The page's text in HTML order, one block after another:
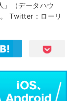
」（データハウ
Twitter：ローリ